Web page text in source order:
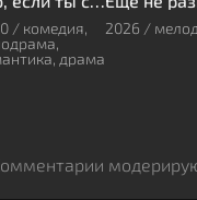
/ комедия,
драма
2026 /